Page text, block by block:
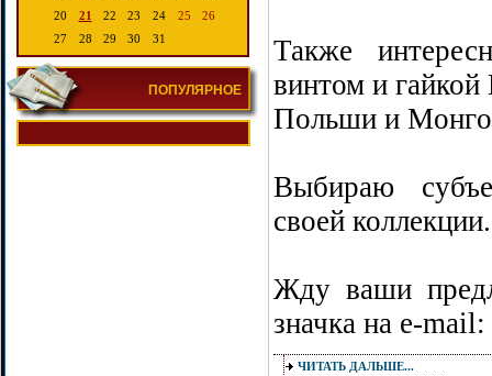
20
21 22 23 24 25
26
27
28 29 30 31
ПОПУЛЯРНОЕ
Также
винтом и
Пoльши и
Выбираю
своей коллекции.
Жду ваши
значка на е-
ЧИТАТЬ ДАЛЬШЕ...